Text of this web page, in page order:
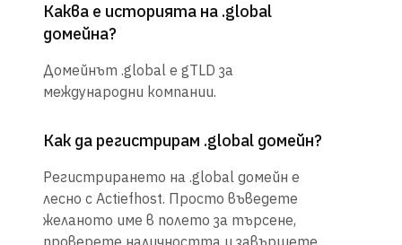
Каква е историята на .global
домейна?
Домейнът .global е gTLD за
международни компании.
Как да регистрирам .global домейн?
Регистрирането на .global домейн е
лесно с Actiefhost. Просто въведете
желаното име в полето за търсене,